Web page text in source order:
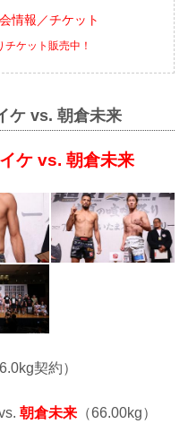
情報／チケット
ケット販売中！
ケ vs. 朝倉未来
ケ vs. 朝倉未来
契約）
朝倉未来 （66.00kg）